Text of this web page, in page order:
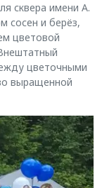
сквера имени А.
сосен и берёз,
цветовой
цветочными
выращенной